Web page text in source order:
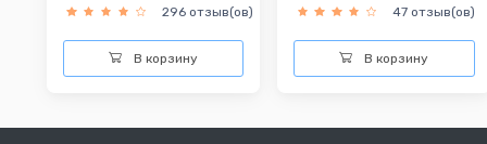
296 отзыв(ов)
В корзину
47 отзыв(ов)
В корзину